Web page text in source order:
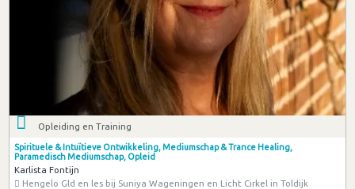
Opleiding en Training
Spirituele & Intuïtieve Ontwikkeling, Mediumschap & Trance Healing,
Paramedisch Mediumschap, Opleid
Karlista Fontijn
Hengelo Gld en les bij Suniya Wageningen en Licht Cirkel in Toldijk